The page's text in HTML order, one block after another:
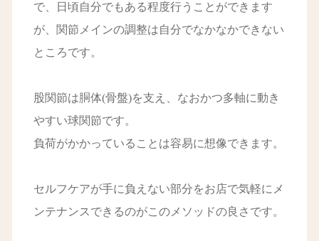
で、日頃自分でもある程度行うことができます
が、関節メインの調整は自分でなかなかできない
ところです。
股関節は胴体(骨盤)を支え、なおかつ多軸に動き
やすい球関節です。
負荷がかかっていることは容易に想像できます。
セルフケアが手に負えない部分をお店で気軽にメ
ンテナンスできるのがこのメソッドの良さです。